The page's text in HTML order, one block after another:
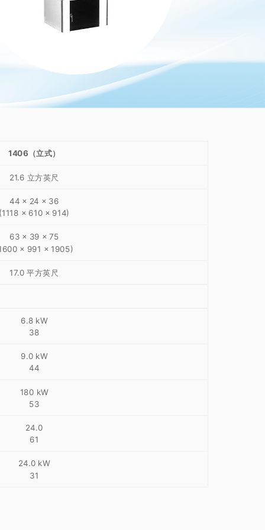
1406（立式）
21.6 立方英尺
44 x 24 x 36
x 610 x 914)
63 x 39 x 75
x 991 x 1905)
17.0 平方英尺
6.8 kW
38
9.0 kW
44
180 kW
53
24.0
61
24.0 kW
31